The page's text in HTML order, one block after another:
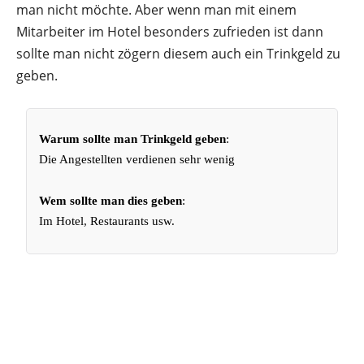
man nicht möchte. Aber wenn man mit einem
Mitarbeiter im Hotel besonders zufrieden ist dann
sollte man nicht zögern diesem auch ein Trinkgeld zu
geben.
Warum sollte man Trinkgeld geben:
Die Angestellten verdienen sehr wenig
Wem sollte man dies geben:
Im Hotel, Restaurants usw.